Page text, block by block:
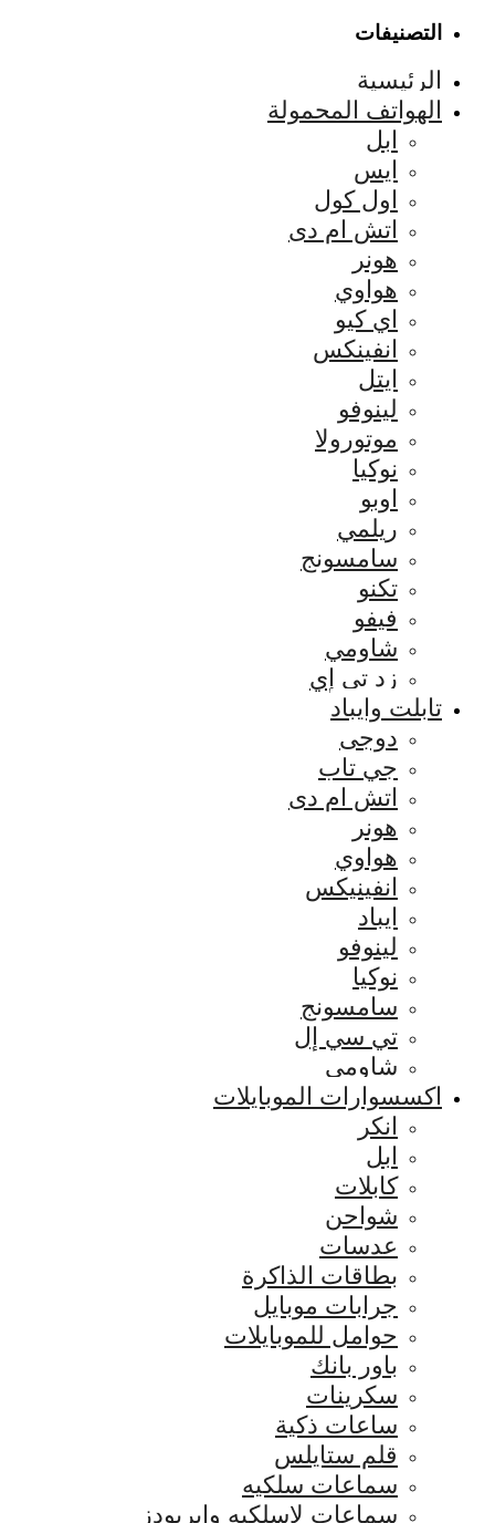
التصنيفات
الرئيسية
الهواتف المحمولة
ابل
ايس
اول كول
اتش ام دى
هونر
هواوي
اي كيو
انفينكس
ايتل
لينوفو
موتورولا
نوكيا
اوبو
ريلمي
سامسونج
تكنو
فيفو
شاومي
زد تي إي
تابلت وايباد
دوجى
جي تاب
اتش ام دى
هونر
هواوي
انفينيكس
ايباد
لينوفو
نوكيا
سامسونج
تي سي إل
شاومي
اكسسوارات الموبايلات
انكر
ابل
كابلات
شواحن
عدسات
بطاقات الذاكرة
جرابات موبايل
حوامل للموبايلات
باور بانك
سكرينات
ساعات ذكية
قلم ستايلس
سماعات سلكيه
سماعات لاسلكيه وايربودز